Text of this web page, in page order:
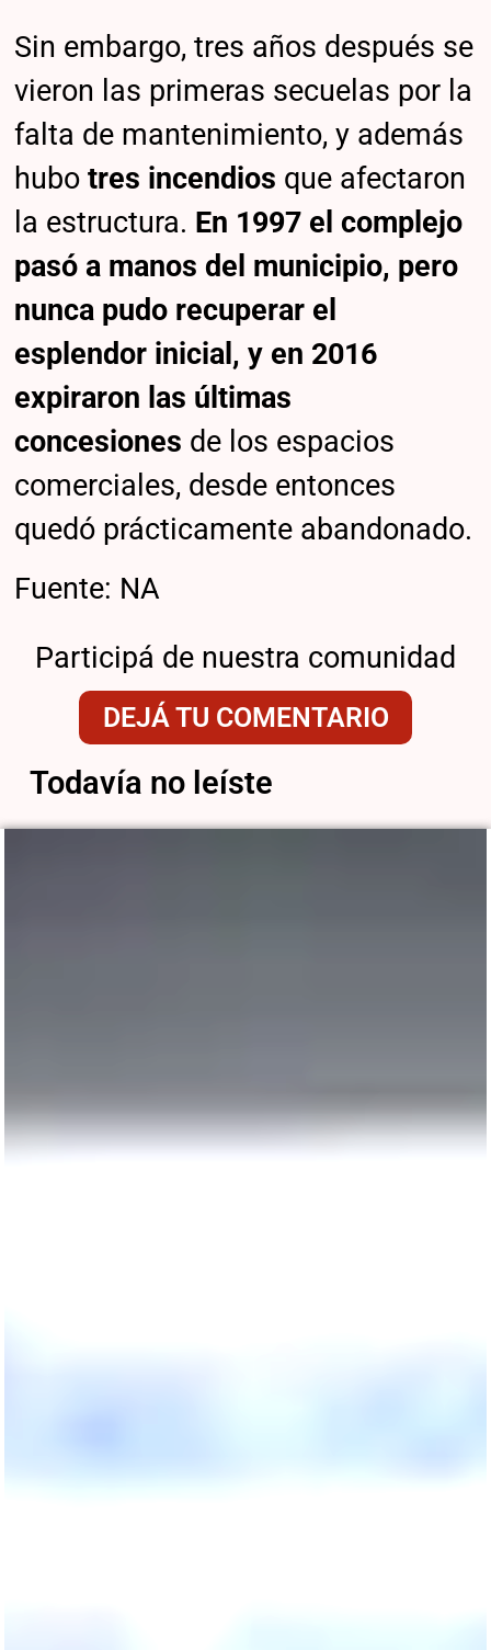
Sin embargo, tres años después se
vieron las primeras secuelas por la
falta de mantenimiento, y además
hubotres incendios que afectaron
la estructura. En 1997 el complejo
pasó a manos del municipio, pero
nunca pudo recuperar el
esplendor inicial, y en 2016
expiraron las últimas
concesiones de los espacios
comerciales, desde entonces
quedó prácticamente abandonado.
Fuente: NA
Participá de nuestra comunidad
DEJÁ TU COMENTARIO
Todavía no leíste